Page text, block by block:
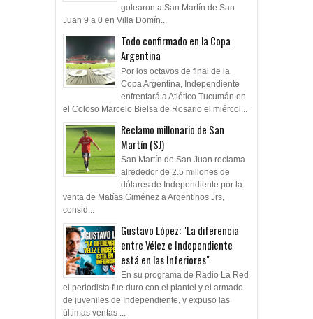
golearon a San Martín de San
Juan 9 a 0 en Villa Domín...
Todo confirmado en la Copa
Argentina
Por los octavos de final de la
Copa Argentina, Independiente
enfrentará a Atlético Tucumán en
el Coloso Marcelo Bielsa de Rosario el miércol...
Reclamo millonario de San
Martín (SJ)
San Martín de San Juan reclama
alrededor de 2.5 millones de
dólares de Independiente por la
venta de Matías Giménez a Argentinos Jrs,
consid...
Gustavo López: "La diferencia
entre Vélez e Independiente
está en las Inferiores"
En su programa de Radio La Red
el periodista fue duro con el plantel y el armado
de juveniles de Independiente, y expuso las
últimas ventas ...